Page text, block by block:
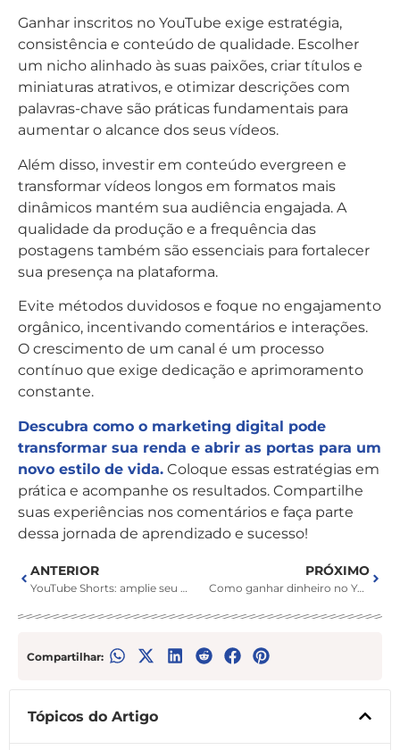
Ganhar inscritos no YouTube exige estratégia,
consistência e conteúdo de qualidade. Escolher
um nicho alinhado às suas paixões, criar títulos e
miniaturas atrativos, e otimizar descrições com
palavras-chave são práticas fundamentais para
aumentar o alcance dos seus vídeos.
Além disso, investir em conteúdo evergreen e
transformar vídeos longos em formatos mais
dinâmicos mantém sua audiência engajada. A
qualidade da produção e a frequência das
postagens também são essenciais para fortalecer
sua presença na plataforma.
Evite métodos duvidosos e foque no engajamento
orgânico, incentivando comentários e interações.
O crescimento de um canal é um processo
contínuo que exige dedicação e aprimoramento
constante.
Descubra como o marketing digital pode
transformar sua renda e abrir as portas para um
novo estilo de vida. Coloque essas estratégias em
prática e acompanhe os resultados. Compartilhe
suas experiências nos comentários e faça parte
dessa jornada de aprendizado e sucesso!
ANTERIOR
YouTube Shorts: amplie seu engajamento com vídeos curtos
PRÓXIMO
Como ganhar dinheiro no YouTube: 10 estratégias lucrativas
Compartilhar:
Tópicos do Artigo